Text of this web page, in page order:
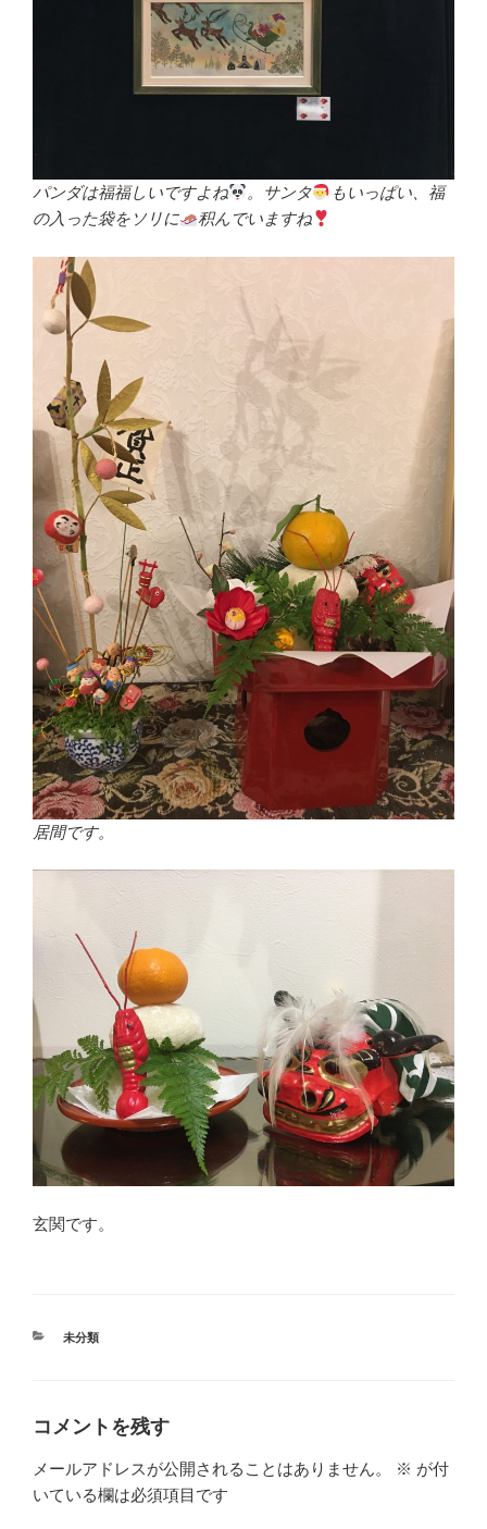
パンダは福福しいですよね 。サンタ
もいっぱい、福
の入った袋をソリに
积んでいますね
居間です。
玄関です。
カ
未分類
コメントを残す
メールアドレスが公開されることはありません。 ※ が付
いている欄は必須項目です